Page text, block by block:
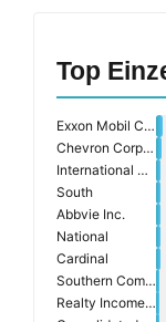
Top
Exxon Mobil Corporation
Chevron Corporation
International Business Machines Corporation
South
Abbvie Inc.
National
Cardinal
Southern Company
Realty Income Corporation